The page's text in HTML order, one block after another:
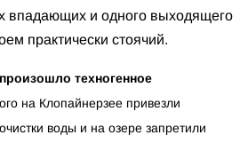
впадающих и одного выходящего
практически стоячий.
техногенное
на Клопайнерзее привезли
воды и на озере запретили